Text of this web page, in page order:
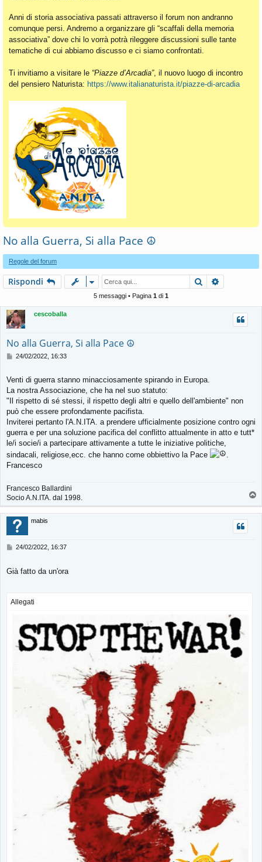
Anni di storia associativa passati attraverso il forum non andranno
comunque persi. Andremo a organizzare gli “scaffali della memoria
associativa” dove chi lo vorrà potrà rileggere discussioni sulle tante
tematiche di cui abbiamo discusso e ci siamo confrontati.
Ti invitiamo a visitare le “Piazze d’Arcadia”, il nuovo luogo di incontro
del pensiero Naturista: https://www.italianaturista.it/piazze-di-arcadia
No alla Guerra, Si alla Pace ☮️
Regole del forum
Rispondi Cerca
5 messaggi • Pagina 1 di 1
cescoballa
No alla Guerra, Si alla Pace ☮️
M
s
a
g
g
o
24/02/2022, 16:33
Venti di guerra stanno minacciosamente spirando in Europa.
La nostra Associazione, che ha nel suo statuto:
"Il rispetto di sé stessi, il rispetto degli altri e quello dell'ambiente" non
può che essere profondamente pacifista.
Inviterei pertanto l'A.N.ITA. a prendere ufficialmente posizione contro ogni
guerra e per una soluzione pacifica del conflitto attualmente in atto e tutt*
le/i socie/i a partecipare attivamente a tutte le iniziative politiche,
sindacali, religiose,ecc. che hanno come obbiettivo la Pace
.
Francesco
Francesco Ballardini
Socio A.N.ITA. dal 1998.
p
mabis
M
s
g
24/02/2022, 16:37
Già fatto da un'ora
Allegati